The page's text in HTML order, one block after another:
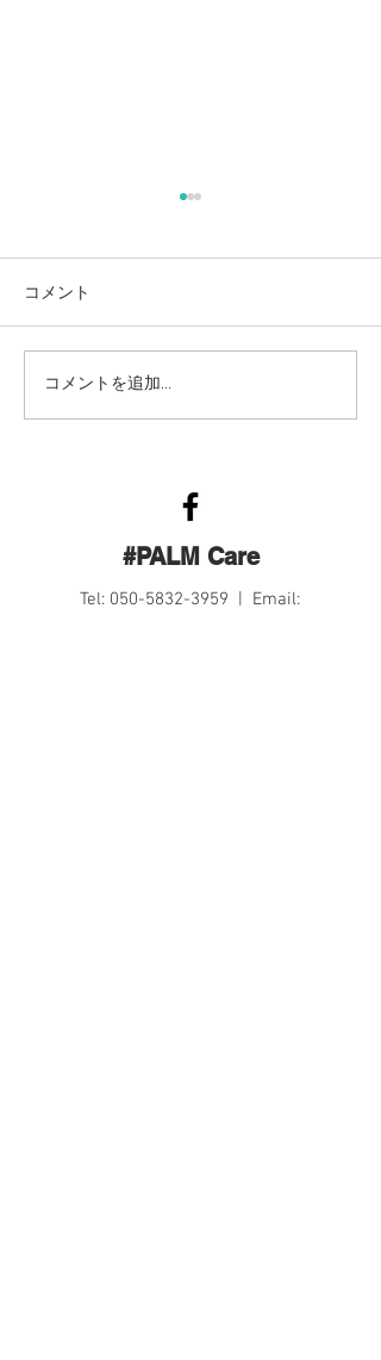
オンラインセミナー 5月の
予定
コメント
コメントを追加…
#PALM Care
Tel: 050-5832-3959 | Email: